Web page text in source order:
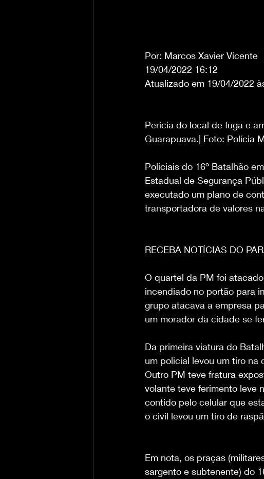
Por: Marcos Xavier Vicente
19/04/2022 16:12
Atualizado em 19/04/2022
Perícia do local de fuga e
Guarapuava.| Foto: Polícia
Policiais do 16º Batalhão
Estadual de Segurança
executado um plano de
transportadora de valores
RECEBA NOTÍCIAS DO
O quartel da PM foi
incendiado no portão para
grupo atacava a empresa
um morador da cidade se
Da primeira viatura do
um policial levou um tiro na
Outro PM teve fratura
volante teve ferimento leve
contido pelo celular que
o civil levou um tiro de
Em nota, os praças
sargento e subtenente) do